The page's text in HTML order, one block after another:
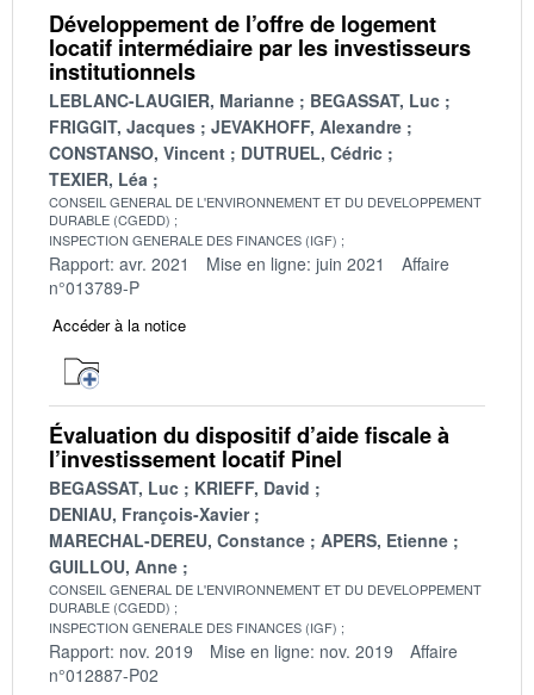
Développement de l’offre de logement
locatif intermédiaire par les investisseurs
institutionnels
LEBLANC-LAUGIER, Marianne
BEGASSAT, Luc
FRIGGIT, Jacques
JEVAKHOFF, Alexandre
CONSTANSO, Vincent
DUTRUEL, Cédric
TEXIER, Léa
CONSEIL GENERAL DE L'ENVIRONNEMENT ET DU DEVELOPPEMENT
DURABLE (CGEDD)
INSPECTION GENERALE DES FINANCES (IGF)
Rapport: avr. 2021 Mise en ligne: juin 2021
Affaire
n°013789-P
Accéder à la notice
Évaluation du dispositif d’aide fiscale à
l’investissement locatif Pinel
BEGASSAT, Luc
KRIEFF, David
DENIAU, François-Xavier
MARECHAL-DEREU, Constance
APERS, Etienne
GUILLOU, Anne
CONSEIL GENERAL DE L'ENVIRONNEMENT ET DU DEVELOPPEMENT
DURABLE (CGEDD)
INSPECTION GENERALE DES FINANCES (IGF)
Rapport: nov. 2019 Mise en ligne: nov. 2019
Affaire
n°012887-P02